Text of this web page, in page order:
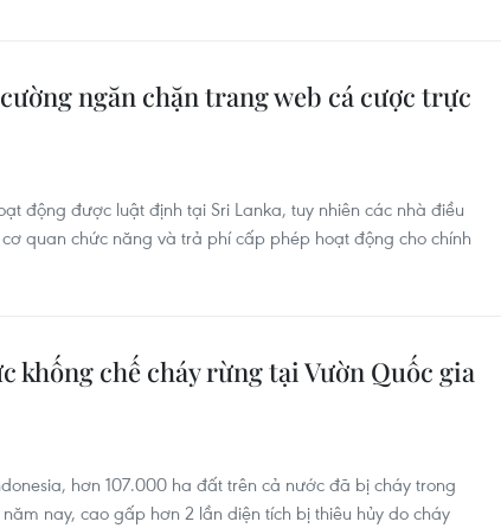
ngăn chặn trang web cá cược trực
động được luật định tại Sri Lanka, tuy nhiên các nhà điều
quan chức năng và trả phí cấp phép hoạt động cho chính
khống chế cháy rừng tại Vườn Quốc gia
hơn 107.000 ha đất trên cả nước đã bị cháy trong
nay, cao gấp hơn 2 lần diện tích bị thiêu hủy do cháy